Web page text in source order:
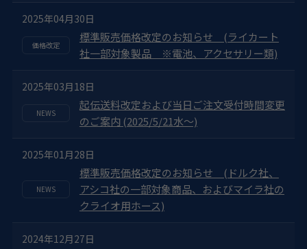
2025年04月30日
標準販売価格改定のお知らせ (ライカート
社一部対象製品 ※電池、アクセサリー類)
2025年03月18日
起伝送料改定および当日ご注文受付時間変更
のご案内 (2025/5/21水～)
2025年01月28日
標準販売価格改定のお知らせ (ドルク社、
アシコ社の一部対象商品、およびマイラ社の
クライオ用ホース)
2024年12月27日